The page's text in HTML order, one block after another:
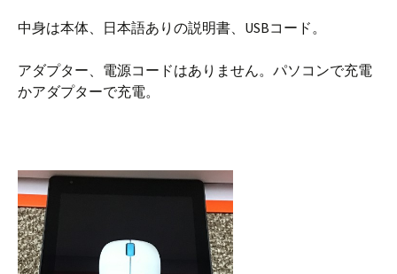
中身は本体、日本語ありの説明書、USBコード。
アダプター、電源コードはありません。パソコンで充電
かアダプターで充電。